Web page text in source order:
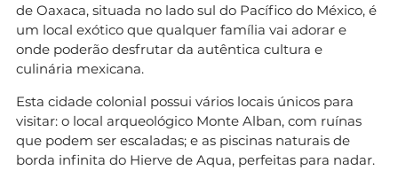
de Oaxaca, situada no lado sul do Pacífico do México, é
um local exótico que qualquer família vai adorar e
onde poderão desfrutar da autêntica cultura e
culinária mexicana.
Esta cidade colonial possui vários locais únicos para
visitar: o local arqueológico Monte Alban, com ruínas
que podem ser escaladas; e as piscinas naturais de
borda infinita do Hierve de Aqua, perfeitas para nadar.